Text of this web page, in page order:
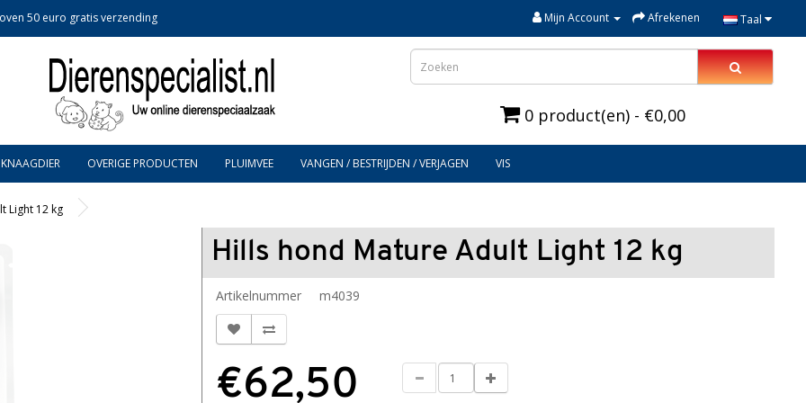
50 euro gratis verzending Mijn Account Afrekenen Taal
0 product(en) - €0,00
KNAAGDIER OVERIGE PRODUCTEN PLUIMVEE VANGEN / BESTRIJDEN / VERJAGEN VIS
Light 12 kg
Hills hond Mature Adult Light 12 kg
Artikelnummer m4039
€62,50